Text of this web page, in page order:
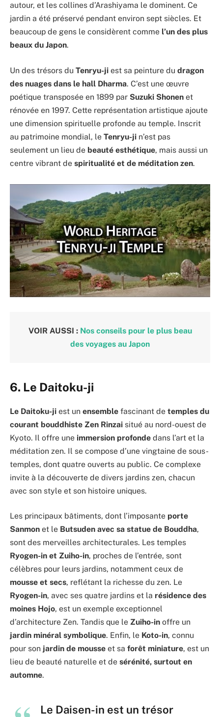
autour, et les collines d’Arashiyama le dominent. Ce
jardin a été préservé pendant environ sept siècles. Et
beaucoup de gens le considèrent comme l’un des plus
beaux du Japon.
Un des trésors du Tenryu-ji est sa peinture du dragon
des nuages dans le hall Dharma. C’est une œuvre
poétique transposée en 1899 par Suzuki Shonen et
rénovée en 1997. Cette représentation artistique ajoute
une dimension spirituelle profonde au temple. Inscrit
au patrimoine mondial, le Tenryu-ji n’est pas
seulement un lieu de beauté esthétique, mais aussi un
centre vibrant de spiritualité et de méditation zen.
VOIR AUSSI : Nos conseils pour le plus beau
des voyages au Japon
6. Le Daitoku-ji
Le Daitoku-ji est un ensemble fascinant de temples du
courant bouddhiste Zen Rinzai situé au nord-ouest de
Kyoto. Il offre une immersion profonde dans l’art et la
méditation zen. Il se compose d’une vingtaine de sous-
temples, dont quatre ouverts au public. Ce complexe
invite à la découverte de divers jardins zen, chacun
avec son style et son histoire uniques.
Les principaux bâtiments, dont l’imposante porte
Sanmon et le Butsuden avec sa statue de Bouddha,
sont des merveilles architecturales. Les temples
Ryogen-in et Zuiho-in, proches de l’entrée, sont
célèbres pour leurs jardins, notamment ceux de
mousse et secs, reflétant la richesse du zen. Le
Ryogen-in, avec ses quatre jardins et la résidence des
moines Hojo, est un exemple exceptionnel
d’architecture Zen. Tandis que le Zuiho-in offre un
jardin minéral symbolique. Enfin, le Koto-in, connu
pour son jardin de mousse et sa forêt miniature, est un
lieu de beauté naturelle et de sérénité, surtout en
automne.
Le Daisen-in est un trésor